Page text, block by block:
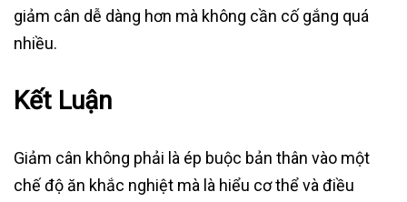
giảm cân dễ dàng hơn mà không cần cố gắng quá
nhiều.
Kết Luận
Giảm cân không phải là ép buộc bản thân vào một
chế độ ăn khắc nghiệt mà là hiểu cơ thể và điều